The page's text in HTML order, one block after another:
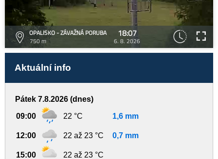
OPALISKO - ZÁVAŽNÁ PORUBA
750 m
18:07
6. 8. 2026
Aktuální info
Pátek 7.8.2026 (dnes)
09:00 22 °C 1,6 mm
12:00 22 až 23 °C 0,7 mm
15:00 22 až 23 °C